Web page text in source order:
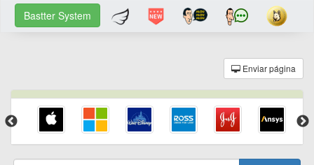
Bastter System
Enviar página